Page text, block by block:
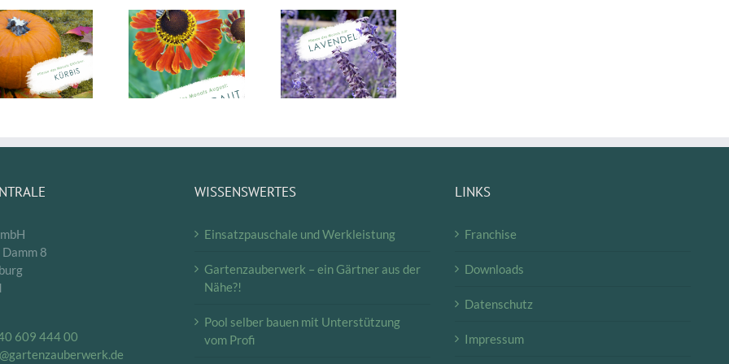
Pflanze des
Monats
(08/19):
Pflanze des
Monats
(7/19):
Pflanze des
Monats
(12/12):
8
609 444 00
WISSENSWERTES
Einsatzpauschale und Werkleistung
Gartenzauberwerk – ein Gärtner aus der
Nähe?!
Pool selber bauen mit Unterstützung
vom Profi
LINKS
Franchise
Downloads
Datenschutz
Impressum